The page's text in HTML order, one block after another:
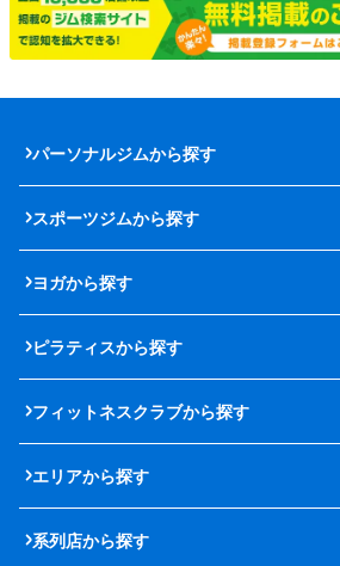
パーソナルジムから探す
スポーツジムから探す
ヨガから探す
ピラティスから探す
フィットネスクラブから探す
エリアから探す
系列店から探す